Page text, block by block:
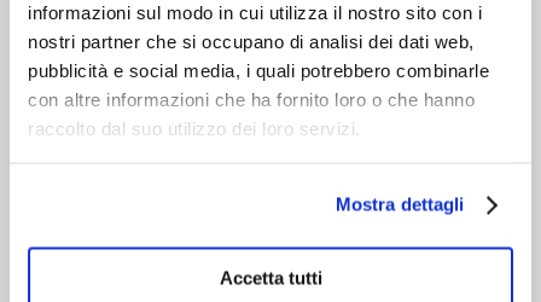
informazioni sul modo in cui utilizza il nostro sito con i
nostri partner che si occupano di analisi dei dati web,
pubblicità e social media, i quali potrebbero combinarle
con altre informazioni che ha fornito loro o che hanno
raccolto dal suo utilizzo dei loro servizi.
Mostra dettagli
Accetta tutti